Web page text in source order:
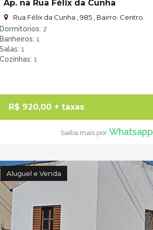
Ap. na Rua Félix da Cunha
Rua Félix da Cunha , 985 , Bairro. Centro.
Dormitórios 2
Banheiros 1
Salas 1
Cozinhas 1
R$ 920,00 + taxas
Saiba mais por Whatsapp
Aluguel e Venda